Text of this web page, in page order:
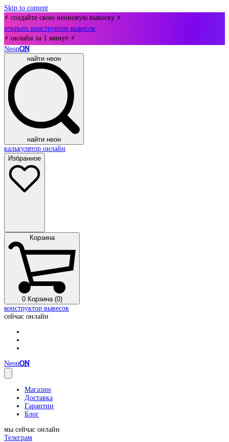
Skip to content
⚡ создайте свою неоновую вывеску ⚡
открыть конструктор вывесок
⚡ онлайн за 1 минут ⚡
NeonON
найти неон
найти неон
калькулятор онлайн
Избранное
Корзина
0 Корзина (0)
конструктор вывесок
сейчас онлайн
NeonON
Магазин
Доставка
Гарантии
Блог
мы сейчас онлайн
Телеграм